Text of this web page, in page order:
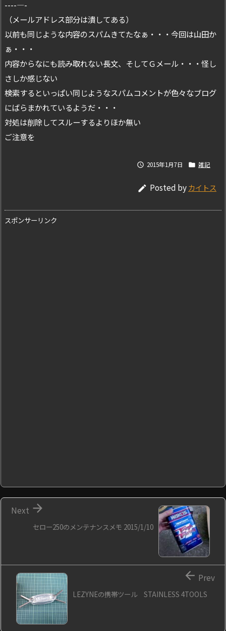
----—-
（メールアドレス部分は潰してある）
以前も同じような内容のスパムきてたなぁ・・・今回は山田か
ぁ・・・
内容からなにも読み取れない長文、そしてＧメール・・・怪し
さしか感じない
検索するといっぱい同じようなスパムコメントが色々なブログ
にばらまかれているようだ・・・
対処は削除してスルーするよりほか無い
ご注意を
 2015年1月7日  雑記
 Posted byカイトス
スポンサーリンク
セロー250のメンテナンスメモ 2015/1/10

Next
LEZYNEの携帯ツール STAINLESS 4TOOLS
 Prev